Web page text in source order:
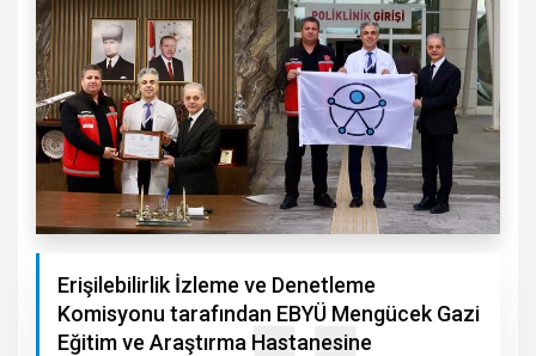
Erişilebilirlik İzleme ve Denetleme
Komisyonu tarafından EBYÜ Mengücek Gazi
Eğitim ve Araştırma Hastanesine